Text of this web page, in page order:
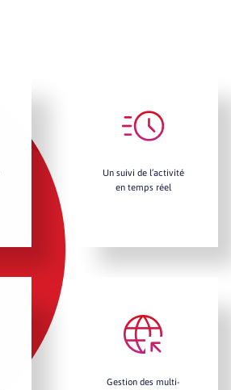
Un suivi de l’activité
en temps réel
Gestion des multi-